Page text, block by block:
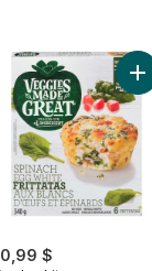
sans gluten au
Chia Plus
$